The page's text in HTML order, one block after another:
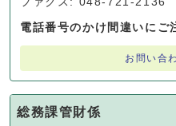
電話番号のかけ間違いにご
お問い合
総務課管財係